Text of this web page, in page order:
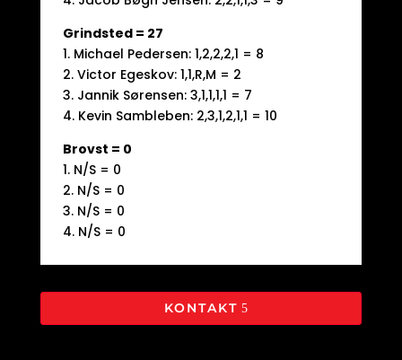
Grindsted = 27
1. Michael Pedersen: 1,2,2,2,1 = 8
2. Victor Egeskov: 1,1,R,M = 2
3. Jannik Sørensen: 3,1,1,1,1 = 7
4. Kevin Sambleben: 2,3,1,2,1,1 = 10
Brovst = 0
1. N/S = 0
2. N/S = 0
3. N/S = 0
4. N/S = 0
KONTAKT